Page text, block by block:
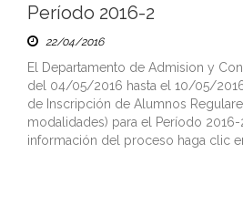
Período 2016-2
22/04/2016
El Departamento de Admision y
del 04/05/2016 hasta el 10/05/
de Inscripción de Alumnos
modalidades) para el Período 2016-
información del proceso haga clic